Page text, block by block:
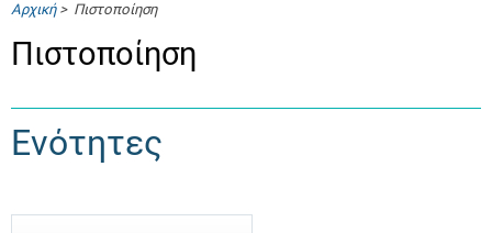
Αρχική> Πιστοποίηση
Πιστοποίηση
Ενότητες